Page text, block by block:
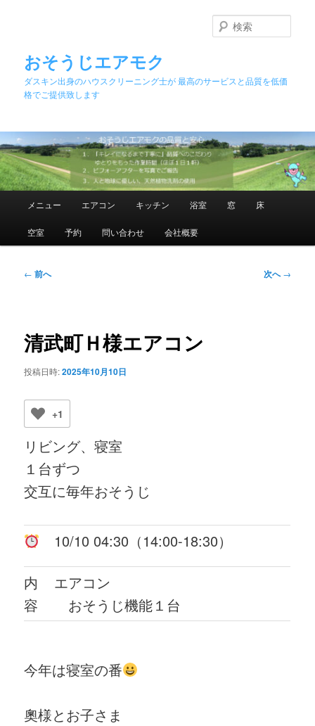
移
動
おそうじエアモク
ダスキン出身のハウスクリーニング士が 最高のサービスと品質を低価
格でご提供致します
索
メ
メニュー エアコン キッチン 浴室 窓 床
空室 予約 問い合わせ 会社概要
投
ゲ
ー
ョ
← 前へ 次へ→
清武町Ｈ様エアコン
投稿日時:2025年10月10日
+1
リビング、寝室
１台ずつ
交互に毎年おそうじ
10/10 04:30（14:00-18:30）
内
容
エアコン
おそうじ機能１台
今年は寝室の番
奧様とお子さま